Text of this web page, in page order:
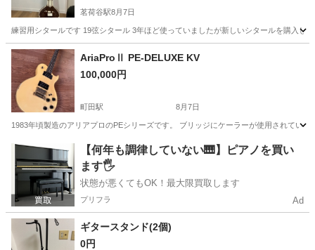
茗荷谷駅8月7日
練習用シタールです 19弦シタール 3年ほど使っていましたが新しいシタールを購入
東京 文京区 茗荷谷駅
AriaProⅡ PE-DELUXE KV
100,000円
町田駅 8月7日
1983年頃製造のアリアプロのPEシリーズです。 ブリッジにケーラーが使用されてい
東京 町田市 町田駅 弦楽器、ギター
【何年も調律していない🎹】ピアノを買い
ます🖐️
状態が悪くてもOK！最大限買取します
プリフラ Ad
ギタースタンド(2個)
0円